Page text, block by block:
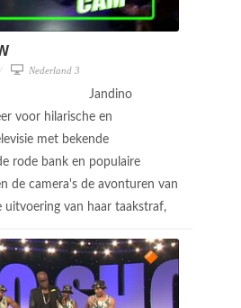
Nederland 3
Jandino
voor hilarische en
met bekende
rode bank en populaire
de camera's de avonturen van
uitvoering van haar taakstraf,